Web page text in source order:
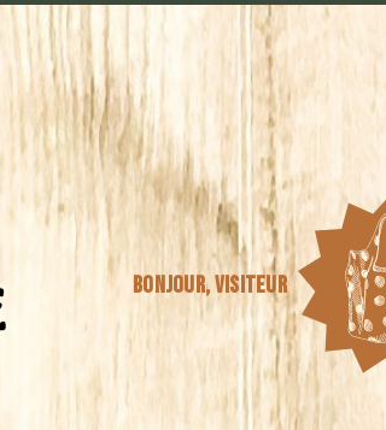
Bonjour,visiteur